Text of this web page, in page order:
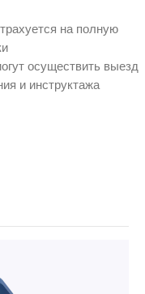
на полную
осуществить выезд
и инструктажа